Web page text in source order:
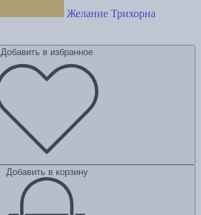
Желание Трихорна
Добавить в избранное
Добавить в корзину